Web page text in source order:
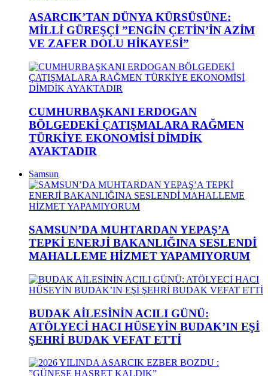
ASARCIK’TAN DÜNYA KÜRSÜSÜNE:
MİLLİ GÜREŞÇİ ”ENGİN ÇETİN’İN AZİM
VE ZAFER DOLU HİKAYESİ”
CUMHURBAŞKANI ERDOGAN
BÖLGEDEKİ ÇATIŞMALARA RAĞMEN
TÜRKİYE EKONOMİSİ DİMDİK
AYAKTADIR
Samsun
SAMSUN’DA MUHTARDAN YEPAŞ’A
TEPKİ ENERJİ BAKANLIĞINA SESLENDİ
MAHALLEME HİZMET YAPAMIYORUM
BUDAK AİLESİNİN ACILI GÜNÜ:
ATÖLYECİ HACI HÜSEYİN BUDAK’IN EŞİ
ŞEHRİ BUDAK VEFAT ETTİ